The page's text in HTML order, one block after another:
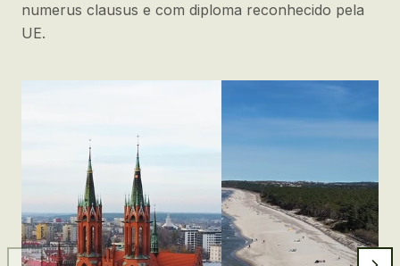
numerus clausus e com diploma reconhecido pela
UE.